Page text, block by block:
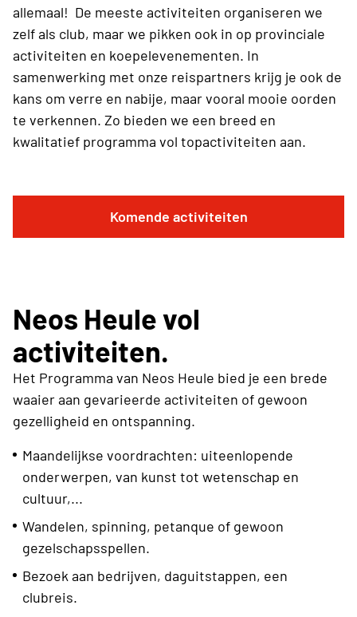
allemaal! De meeste activiteiten organiseren we
zelf als club, maar we pikken ook in op provinciale
activiteiten en koepelevenementen. In
samenwerking met onze reispartners krijg je ook de
kans om verre en nabije, maar vooral mooie oorden
te verkennen. Zo bieden we een breed en
kwalitatief programma vol topactiviteiten aan.
Komende activiteiten
Neos Heule vol
activiteiten.
Het Programma van Neos Heule bied je een brede
waaier aan gevarieerde activiteiten of gewoon
gezelligheid en ontspanning.
Maandelijkse voordrachten: uiteenlopende
onderwerpen, van kunst tot wetenschap en
cultuur,...
Wandelen, spinning, petanque of gewoon
gezelschapsspellen.
Bezoek aan bedrijven, daguitstappen, een
clubreis.